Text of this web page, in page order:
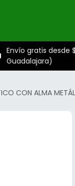
Envío gratis desde
Guadalajara)
CON ALMA